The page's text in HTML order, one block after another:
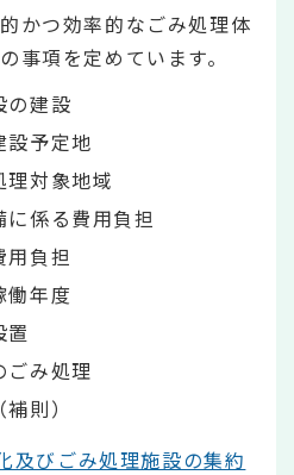
かつ効率的なごみ処理体
事項を定めています。
の建設
設予定地
対象地域
係る費用負担
用負担
働年度
置
ごみ処理
則）
及びごみ処理施設の集約